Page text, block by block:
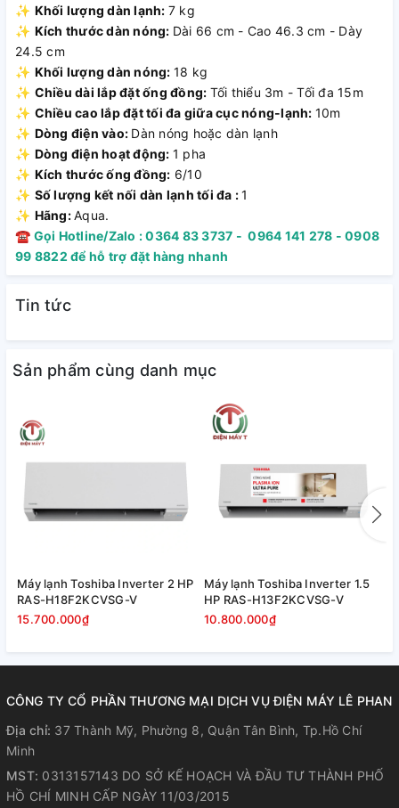
Công nghệ AI Eco thông minh có khả năng phân tích điều
kiện môi trường và thói quen sử dụng của người dùng để tự
động điều chỉnh mức tiêu thụ điện phù hợp. Khi kết hợp
cùng ECO Mode, máy lạnh AQUA AQA-RV10QA5 mang đến
khả năng tiết kiệm điện vượt trội nhưng vẫn đảm bảo hiệu
quả làm mát ổn định. Sản phẩm đạt nhãn năng lượng 5 sao,
hiệu suất 5.30, mức tiêu thụ điện chỉ 0.84 kWh, giúp người
dùng yên tâm sử dụng mà không lo chi phí tiền điện tăng
cao.
Turbo Cool – Làm lạnh nhanh tức
thì
Chế độ Turbo Cool cho phép máy hoạt động ở công suất cao
ngay khi khởi động, nhanh chóng đưa nhiệt độ phòng về
làm mát không gian nhanh để nghỉ ngơi, thư giãn.
✨ Khối lượng dàn lạnh: 7 kg
✨ Kích thước dàn nóng: Dài 66 cm - Cao 46.3 cm - Dày
24.5 cm
✨ Khối lượng dàn nóng: 18 kg
✨ Chiều dài lắp đặt ống đồng: Tối thiểu 3m - Tối đa 15m
✨ Chiều cao lắp đặt tối đa giữa cục nóng-lạnh: 10m
✨ Dòng điện vào: Dàn nóng hoặc dàn lạnh
✨ Dòng điện hoạt động: 1 pha
✨ Kích thước ống đồng: 6/10
✨ Số lượng kết nối dàn lạnh tối đa :1
✨ Hãng:Aqua.
☎ Gọi Hotline/Zalo : 0364 83 3737 - 0964 141 278 - 0908
99 8822 để hỗ trợ đặt hàng nhanh
Tin tức
Sản phẩm cùng danh mục
Máy lạnh Toshiba Inverter 2 HP
RAS-H18F2KCVSG-V
15.700.000₫
Máy lạnh Toshiba Inverter 1.5
HP RAS-H13F2KCVSG-V
10.800.000₫
CÔNG TY CỔ PHẦN THƯƠNG MẠI DỊCH VỤ ĐIỆN MÁY LÊ PHAN
Địa chỉ: 37 Thành Mỹ, Phường 8, Quận Tân Bình, Tp.Hồ Chí
Minh
MST: 0313157143 DO SỞ KẾ HOẠCH VÀ ĐẦU TƯ THÀNH PHỐ
HỒ CHÍ MINH CẤP NGÀY 11/03/2015